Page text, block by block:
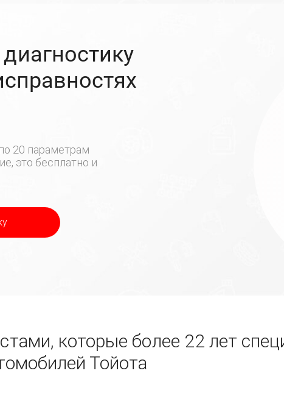
20 параметрам
это бесплатно и
которые более 22 лет
Тойота